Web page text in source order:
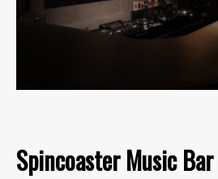
Spincoaster Music